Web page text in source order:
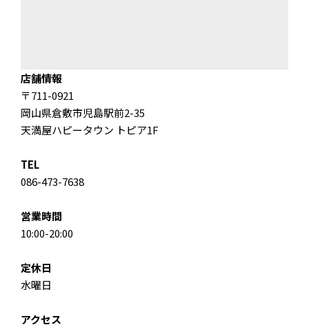
店舗情報
〒711-0921
岡山県倉敷市児島駅前2-35
天満屋ハピータウン トピア1F
TEL
086-473-7638
営業時間
10:00-20:00
定休日
水曜日
アクセス